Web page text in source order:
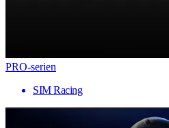
PRO-serien
SIM Racing